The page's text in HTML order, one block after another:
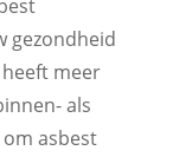
gezondheid
heeft meer
als
asbest